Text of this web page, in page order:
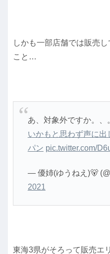
しかも一部店舗では販売
こと…
あ、対象外ですか。、
いかもと思わず声に
パン pic.twitter.com/
— 優姉(ゆうねえ)🐻
2021
東海3県がそろって販売エ